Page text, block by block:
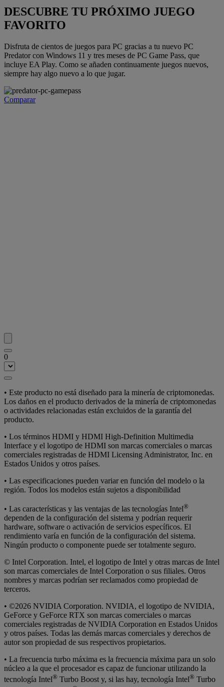
DESCUBRE TU PRÓXIMO JUEGO
FAVORITO
Disfruta de cientos de juegos para PC gracias a tu nuevo PC
Predator con Windows 11 y tres meses de PC Game Pass, que
incluye EA Play. Como se añaden continuamente juegos nuevos,
siempre hay algo nuevo a lo que jugar.
Comparar
0
• Este producto no está diseñado para la minería de criptomonedas.
Los daños en el producto derivados de la minería de criptomonedas
o actividades relacionadas están excluidos de la garantía del
producto.
• Los términos HDMI y HDMI High-Definition Multimedia
Interface y el logotipo de HDMI son marcas comerciales o marcas
comerciales registradas de HDMI Licensing Administrator, Inc. en
Estados Unidos y otros países.
• Las especificaciones pueden variar en función del modelo o la
región. Todos los modelos están sujetos a disponibilidad
• Las características y las ventajas de las tecnologías Intel®
dependen de la configuración del sistema y podrían requerir
hardware, software o activación de servicios específicos. El
rendimiento varía en función de la configuración del sistema.
Ningún producto o componente puede ser totalmente seguro.
© Intel Corporation. Intel, el logotipo de Intel y otras marcas de Intel
son marcas comerciales de Intel Corporation o sus filiales. Otros
nombres y marcas podrían ser reclamados como propiedad de
terceros.
• ©2026 NVIDIA Corporation. NVIDIA, el logotipo de NVIDIA,
GeForce y GeForce RTX son marcas comerciales o marcas
comerciales registradas de NVIDIA Corporation en Estados Unidos
y otros países. Todas las demás marcas comerciales y derechos de
autor son propiedad de sus respectivos propietarios.
• La frecuencia turbo máxima es la frecuencia máxima para un solo
núcleo a la que el procesador es capaz de funcionar utilizando la
tecnología Intel® Turbo Boost y, si las hay, tecnología Intel® Turbo